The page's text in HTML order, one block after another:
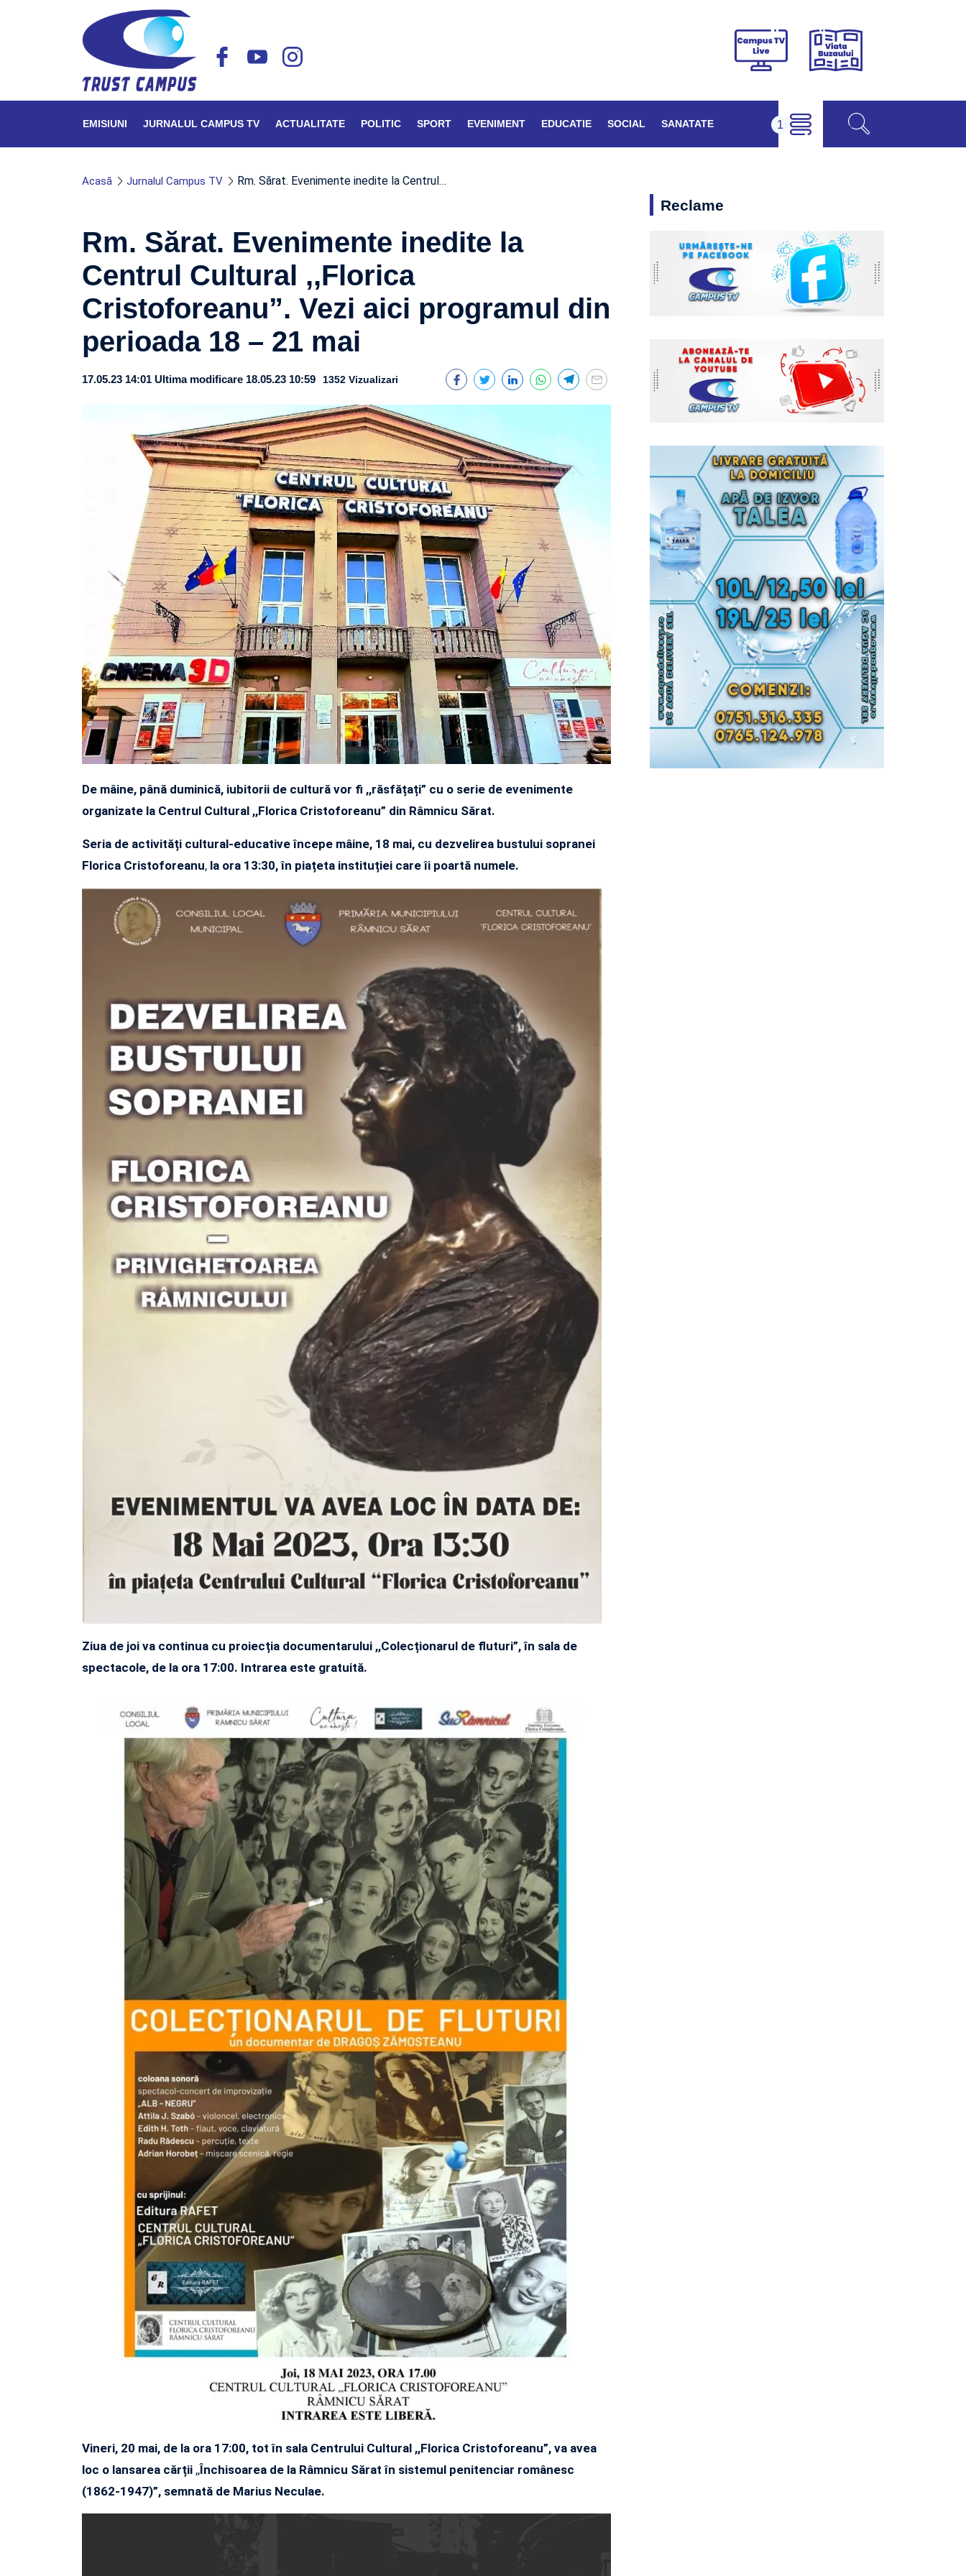
Campus
Viața
EMISIUNI JURNALUL CAMPUS TV ACTUALITATE POLITIC SPORT EVENIMENT EDUCATIE SOCIAL SANATATE
Acasă Jurnalul Campus TV Rm. Sărat. Evenimente inedite la Centrul…
Rm. Sărat. Evenimente inedite la
Centrul Cultural ,,Florica
Cristoforeanu”. Vezi aici programul din
perioada 18 – 21 mai
17.05.23 14:01 Ultima modificare 18.05.23 10:59 1352 Vizualizari
De mâine, până duminică, iubitorii de cultură vor fi ,,răsfățați” cu o serie de evenimente
organizate la Centrul Cultural ,,Florica Cristoforeanu” din Râmnicu Sărat.
Seria de activități cultural-educative începe mâine, 18 mai, cu dezvelirea bustului sopranei
Florica Cristoforeanu, la ora 13:30, în piațeta instituției care îi poartă numele.
Ziua de joi va continua cu proiecția documentarului ,,Colecționarul de fluturi”, în sala de
spectacole, de la ora 17:00. Intrarea este gratuită.
Vineri, 20 mai, de la ora 17:00, tot în sala Centrului Cultural ,,Florica Cristoforeanu”, va avea
loc o lansarea cărții ,,Închisoarea de la Râmnicu Sărat în sistemul penitenciar românesc
(1862-1947)”, semnată de Marius Neculae.
Reclame